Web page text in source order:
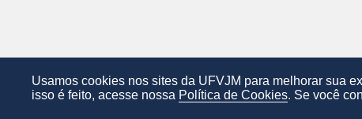
Usamos cookies nos sites da UFVJM para melhorar sua
isso é feito, acesse nossa Política de Cookies. Se você